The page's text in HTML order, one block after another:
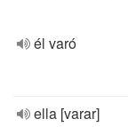
él varó
ella [varar]